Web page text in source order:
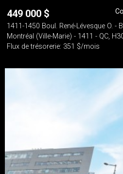
449 000 $
1411-1450 Boul. René-Lévesque O. -
Montréal (Ville-Marie) - 1411 - QC,
Flux de trésorerie: 351 $/mois